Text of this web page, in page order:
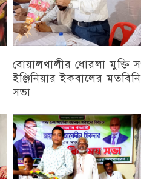
বোয়ালখালীর ধোরলা মুক্তি
ইঞ্জিনিয়ার ইকবালের
সভা